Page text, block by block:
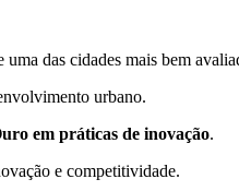
das cidades mais bem
urbano.
em práticas de inovação.
e competitividade.